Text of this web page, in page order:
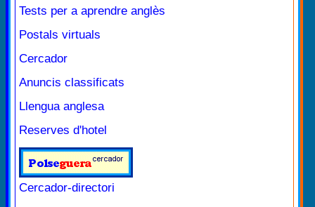
Tests per a aprendre anglès
Postals virtuals
Cercador
Anuncis classificats
Llengua anglesa
Reserves d'hotel
Cercador-directori